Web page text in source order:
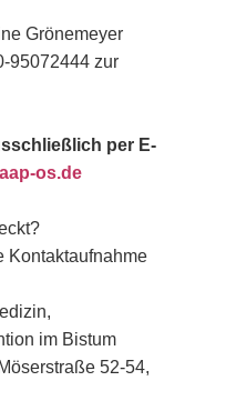
Grönemeyer
95072444 zur
per E-
os.de
Kontaktaufnahme
im Bistum
52-54,